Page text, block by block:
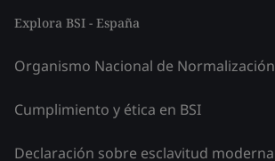
Explora BSI - España
Organismo Nacional de Normalización
Cumplimiento y ética en BSI
Declaración sobre esclavitud moderna